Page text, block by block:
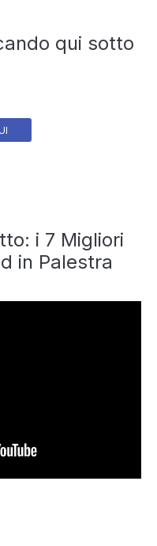
qui sotto
i 7 Migliori
in Palestra